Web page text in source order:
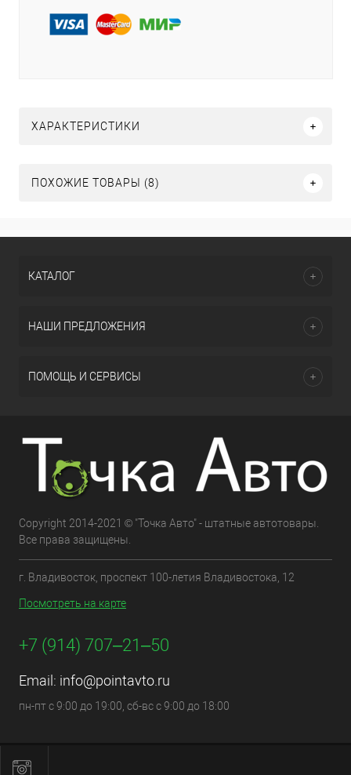
ХАРАКТЕРИСТИКИ
ПОХОЖИЕ ТОВАРЫ (8)
КАТАЛОГ
НАШИ ПРЕДЛОЖЕНИЯ
ПОМОЩЬ И СЕРВИСЫ
Copyright 2014-2021 © "Точка Авто" - штатные автотовары.
Все права защищены.
г. Владивосток, проспект 100-летия Владивостока, 12
Посмотреть на карте
+7 (914) 707‒21‒50
Email: info@pointavto.ru
пн-пт с 9:00 до 19:00, сб-вс с 9:00 до 18:00